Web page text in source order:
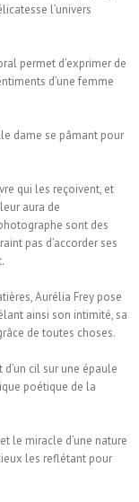
l’univers
permet d’exprimer de
d’une femme
dame se pâmant pour
qui les reçoivent, et
aura de
sont des
pas d’accorder ses
Aurélia Frey pose
ainsi son intimité, sa
de toutes choses.
cil sur une épaule
poétique de la
le miracle d’une nature
les reflétant pour